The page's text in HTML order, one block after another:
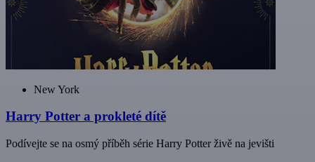
New York
Harry Potter a prokleté dítě
Podívejte se na osmý příběh série Harry Potter živě na jevišti